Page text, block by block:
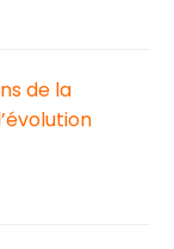
de la